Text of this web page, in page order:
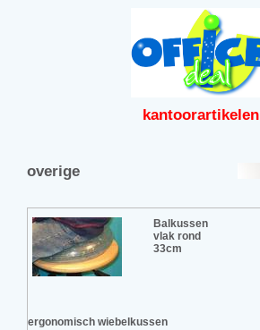
kantoorartikelen
overige
Balkussen
vlak rond
33cm
ergonomisch wiebelkussen